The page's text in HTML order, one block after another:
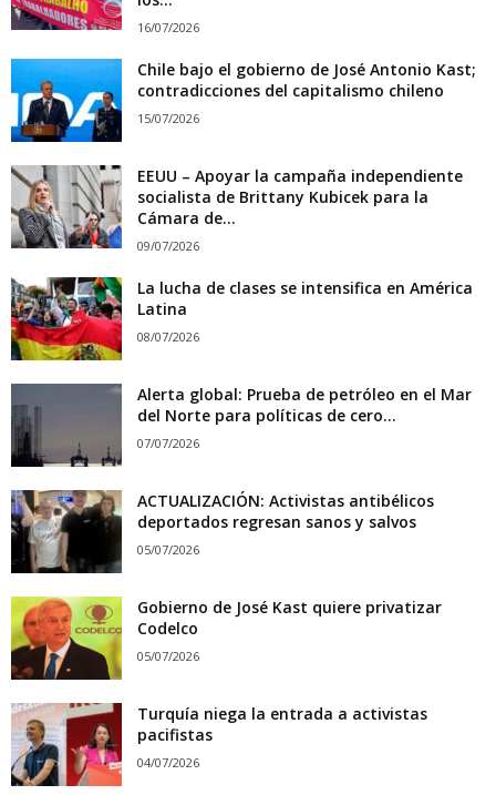
16/07/2026
Chile bajo el gobierno de José Antonio Kast;
contradicciones del capitalismo chileno
15/07/2026
EEUU – Apoyar la campaña independiente
socialista de Brittany Kubicek para la
Cámara de...
09/07/2026
La lucha de clases se intensifica en América
Latina
08/07/2026
Alerta global: Prueba de petróleo en el Mar
del Norte para políticas de cero...
07/07/2026
ACTUALIZACIÓN: Activistas antibélicos
deportados regresan sanos y salvos
05/07/2026
Gobierno de José Kast quiere privatizar
Codelco
05/07/2026
Turquía niega la entrada a activistas
pacifistas
04/07/2026